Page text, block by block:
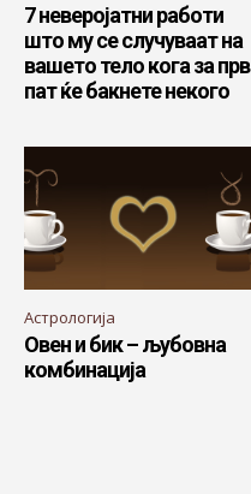
7 неверојатни работи
што му се случуваат на
вашето тело кога за прв
пат ќе бакнете некого
Астрологија
Овен и бик – љубовна
комбинација